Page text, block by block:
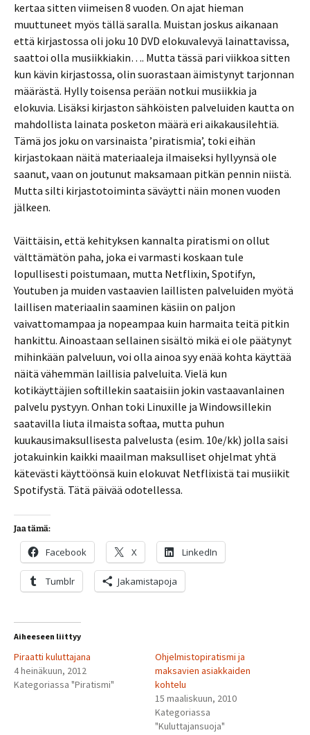
kertaa sitten viimeisen 8 vuoden. On ajat hieman
muuttuneet myös tällä saralla. Muistan joskus aikanaan
että kirjastossa oli joku 10 DVD elokuvalevyä lainattavissa,
saattoi olla musiikkiakin…. Mutta tässä pari viikkoa sitten
kun kävin kirjastossa, olin suorastaan äimistynyt tarjonnan
määrästä. Hylly toisensa perään notkui musiikkia ja
elokuvia. Lisäksi kirjaston sähköisten palveluiden kautta on
mahdollista lainata posketon määrä eri aikakausilehtiä.
Tämä jos joku on varsinaista ’piratismia’, toki eihän
kirjastokaan näitä materiaaleja ilmaiseksi hyllyynsä ole
saanut, vaan on joutunut maksamaan pitkän pennin niistä.
Mutta silti kirjastotoiminta säväytti näin monen vuoden
jälkeen.
Väittäisin, että kehityksen kannalta piratismi on ollut
välttämätön paha, joka ei varmasti koskaan tule
lopullisesti poistumaan, mutta Netflixin, Spotifyn,
Youtuben ja muiden vastaavien laillisten palveluiden myötä
laillisen materiaalin saaminen käsiin on paljon
vaivattomampaa ja nopeampaa kuin harmaita teitä pitkin
hankittu. Ainoastaan sellainen sisältö mikä ei ole päätynyt
mihinkään palveluun, voi olla ainoa syy enää kohta käyttää
näitä vähemmän laillisia palveluita. Vielä kun
kotikäyttäjien softillekin saataisiin jokin vastaavanlainen
palvelu pystyyn. Onhan toki Linuxille ja Windowsillekin
saatavilla liuta ilmaista softaa, mutta puhun
kuukausimaksullisesta palvelusta (esim. 10e/kk) jolla saisi
jotakuinkin kaikki maailman maksulliset ohjelmat yhtä
kätevästi käyttöönsä kuin elokuvat Netflixistä tai musiikit
Spotifystä. Tätä päivää odotellessa.
Jaa tämä:
Facebook X LinkedIn
Tumblr Jakamistapoja
Aiheeseen liittyy
Piraatti kuluttajana
4 heinäkuun, 2012
Kategoriassa "Piratismi"
Ohjelmistopiratismi ja
maksavien asiakkaiden
kohtelu
15 maaliskuun, 2010
Kategoriassa
"Kuluttajansuoja"